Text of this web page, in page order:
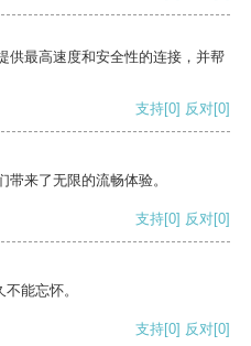
供最高速度和安全性的连接，并帮
支持[0] 反对[0]
来了无限的流畅体验。
支持[0] 反对[0]
能忘怀。
支持[0] 反对[0]